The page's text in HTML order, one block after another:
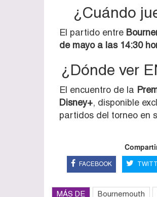
¿Cuándo
El partido entre
de mayo a las 14:30
¿Dónde ver
El encuentro de la
Disney+, disponible
partidos del torneo en
FACEBOOK
MÁS DE Bournemouth